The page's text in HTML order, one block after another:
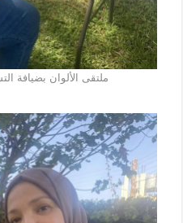
ملتقى الألوان بضيافة